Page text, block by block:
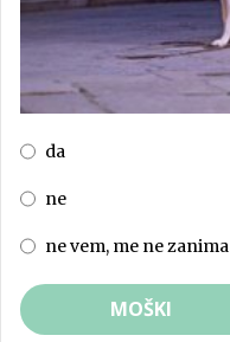
da
ne
ne vem, me ne zanima
MOŠKI